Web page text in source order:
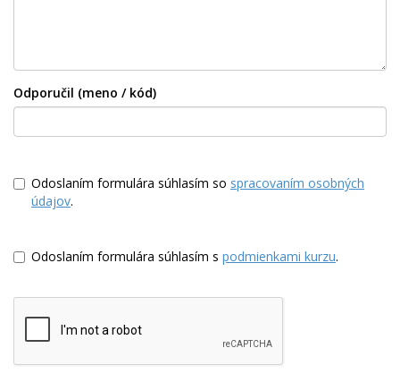
Odporučil (meno / kód)
Odoslaním formulára súhlasím so spracovaním osobných
údajov.
Odoslaním formulára súhlasím s podmienkami kurzu.